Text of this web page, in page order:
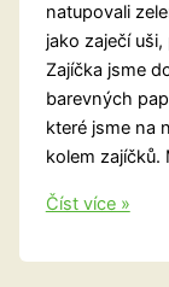
natupovali
jako zaječí
Zajíčka jsme
barevných
které jsme na
kolem zajíčků.
Zaječí
Číst více »